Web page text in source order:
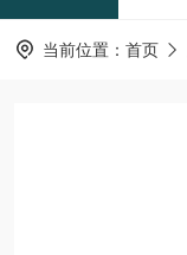
当前位置： 首页